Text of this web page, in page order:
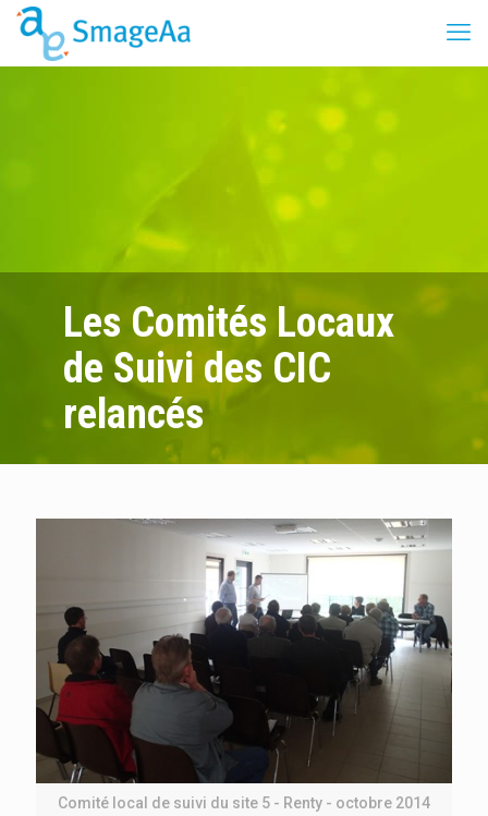
Les Comités Locaux
de Suivi des CIC
relancés
Comité local de suivi du site 5 - Renty - octobre 2014